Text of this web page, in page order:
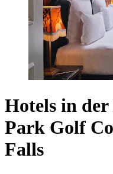
Hotels in der
Park Golf
Falls